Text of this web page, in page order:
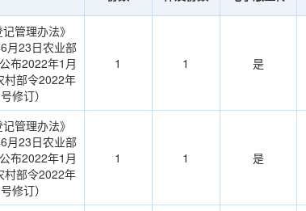
记管理办法》
6月23日农业部
布2022年1月
村部令2022年
修订）
1 1 是
记管理办法》
6月23日农业部
布2022年1月
村部令2022年
修订）
1 1 是